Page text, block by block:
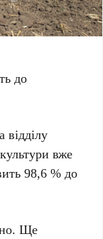
до
відділу
вже
98,6 % до
Ще